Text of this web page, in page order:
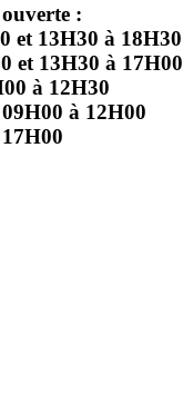
:
et 13H30 à 18H30
et 13H30 à 17H00
à 12H30
à 12H00